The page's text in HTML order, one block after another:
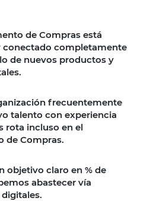
de Compras está
conectado completamente
de nuevos productos y
frecuentemente
talento con experiencia
rota incluso en el
de Compras.
objetivo claro en % de
abastecer vía